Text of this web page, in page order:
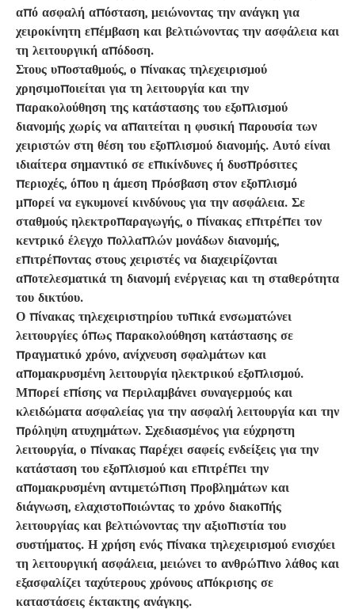
από ασφαλή απόσταση, μειώνοντας την ανάγκη για
χειροκίνητη επέμβαση και βελτιώνοντας την ασφάλεια και
τη λειτουργική απόδοση.
Στους υποσταθμούς, ο πίνακας τηλεχειρισμού
χρησιμοποιείται για τη λειτουργία και την
παρακολούθηση της κατάστασης του εξοπλισμού
διανομής χωρίς να απαιτείται η φυσική παρουσία των
χειριστών στη θέση του εξοπλισμού διανομής. Αυτό είναι
ιδιαίτερα σημαντικό σε επικίνδυνες ή δυσπρόσιτες
περιοχές, όπου η άμεση πρόσβαση στον εξοπλισμό
μπορεί να εγκυμονεί κινδύνους για την ασφάλεια. Σε
σταθμούς ηλεκτροπαραγωγής, ο πίνακας επιτρέπει τον
κεντρικό έλεγχο πολλαπλών μονάδων διανομής,
επιτρέποντας στους χειριστές να διαχειρίζονται
αποτελεσματικά τη διανομή ενέργειας και τη σταθερότητα
του δικτύου.
Ο πίνακας τηλεχειριστηρίου τυπικά ενσωματώνει
λειτουργίες όπως παρακολούθηση κατάστασης σε
πραγματικό χρόνο, ανίχνευση σφαλμάτων και
απομακρυσμένη λειτουργία ηλεκτρικού εξοπλισμού.
Μπορεί επίσης να περιλαμβάνει συναγερμούς και
κλειδώματα ασφαλείας για την ασφαλή λειτουργία και την
πρόληψη ατυχημάτων. Σχεδιασμένος για εύχρηστη
λειτουργία, ο πίνακας παρέχει σαφείς ενδείξεις για την
κατάσταση του εξοπλισμού και επιτρέπει την
απομακρυσμένη αντιμετώπιση προβλημάτων και
διάγνωση, ελαχιστοποιώντας το χρόνο διακοπής
λειτουργίας και βελτιώνοντας την αξιοπιστία του
συστήματος. Η χρήση ενός πίνακα τηλεχειρισμού ενισχύει
τη λειτουργική ασφάλεια, μειώνει το ανθρώπινο λάθος και
εξασφαλίζει ταχύτερους χρόνους απόκρισης σε
καταστάσεις έκτακτης ανάγκης.